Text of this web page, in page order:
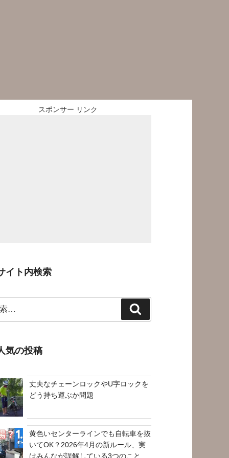
スポンサー リンク
イト内検索
索
気の投稿
丈夫なチェーンロックやU字ロックを
どう持ち運ぶか問題
黄色いセンターラインでも自転車を抜
いてOK？2026年4月の新ルール、実
はみんなが誤解している3つのこと